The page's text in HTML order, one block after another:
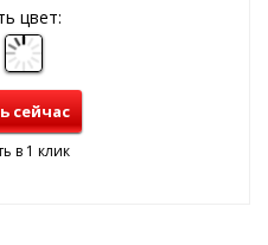
цвет:
сейчас
в 1 клик